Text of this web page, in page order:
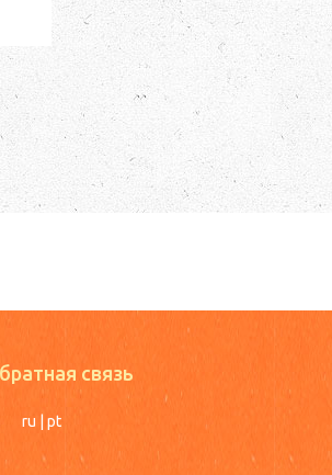
связь
ru pt